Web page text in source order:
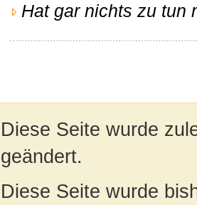
Hat gar nichts zu tun
Diese Seite wurde
geändert.
Diese Seite wurde